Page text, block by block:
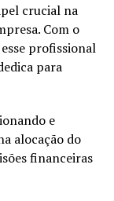
crucial na
Com o
profissional
para
e
alocação do
financeiras